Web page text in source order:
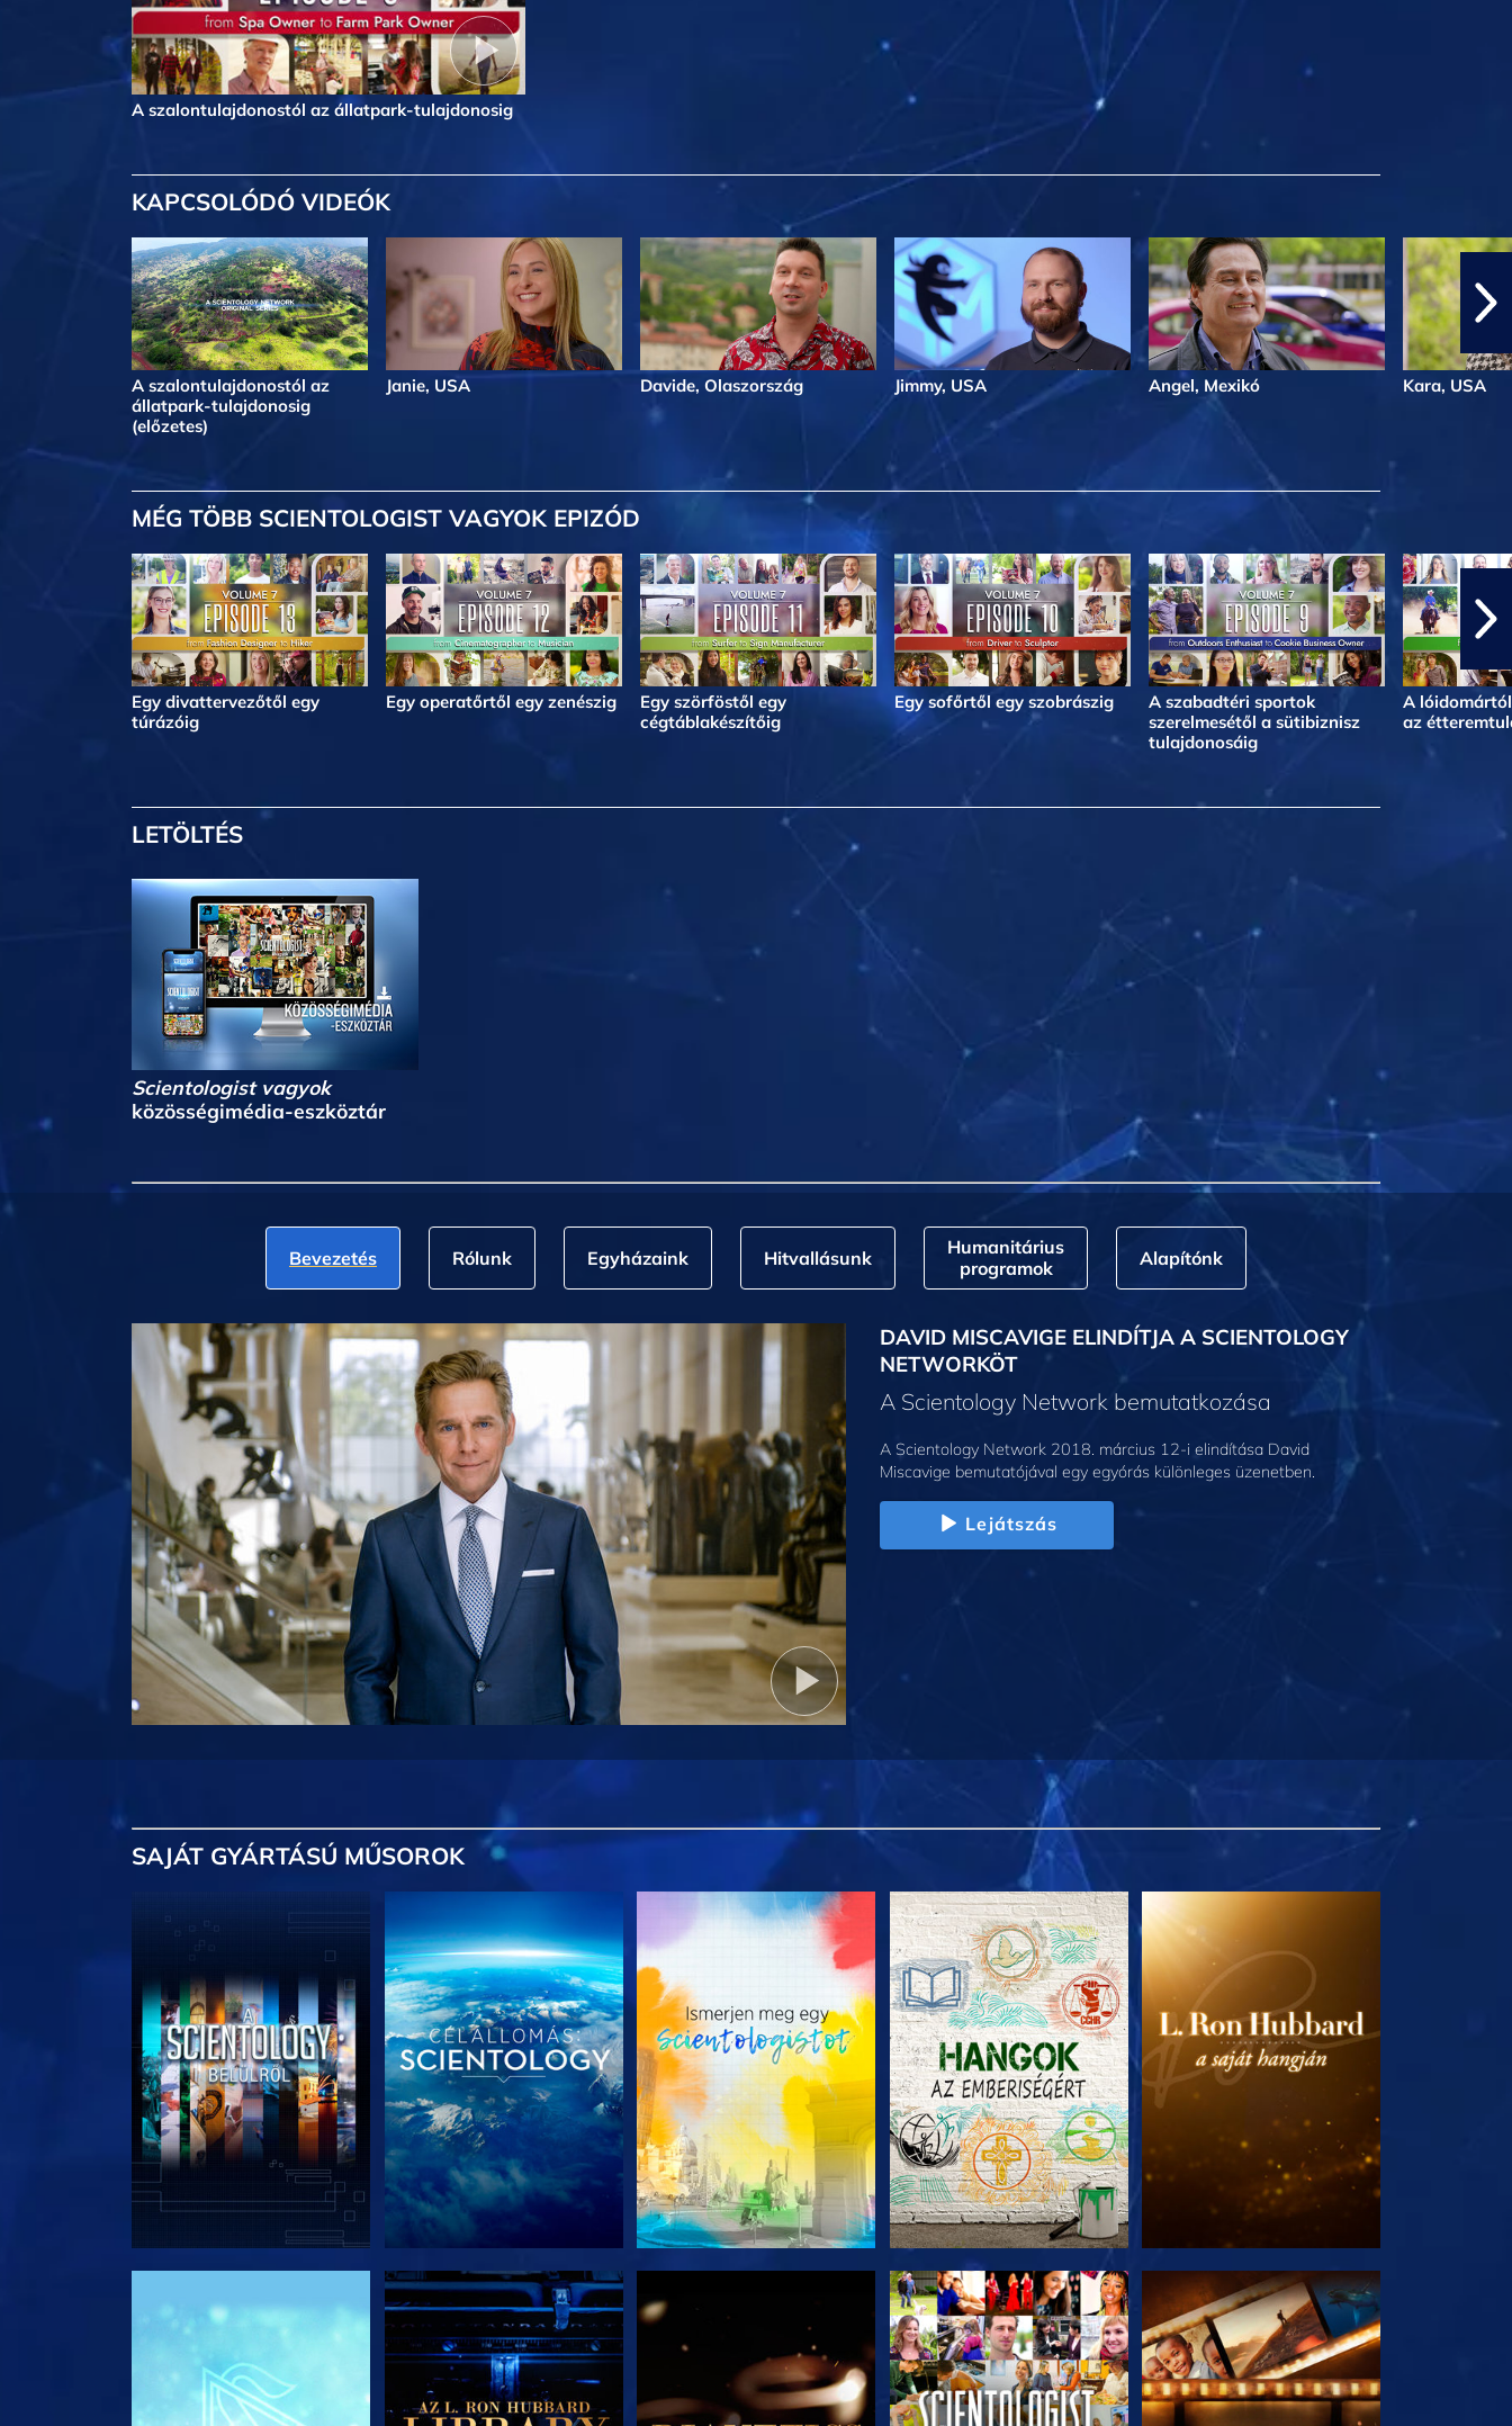
A szalontulajdonostól az állatpark-tulajdonosig
KAPCSOLÓDÓ VIDEÓK
A szalontulajdonostól az
állatpark-tulajdonosig
(előzetes)
Janie, USA Davide, Olaszország Jimmy, USA Angel, Mexikó Kara, USA
MÉG TÖBB SCIENTOLOGIST VAGYOK EPIZÓD
Egy divattervezőtől egy
túrázóig
Egy operatőrtől egy zenészig
Egy szörföstől egy
cégtáblakészítőig
Egy sofőrtől egy szobrászig
A szabadtéri sportok
szerelmesétől a sütibiznisz
tulajdonosáig
A lóidomártól
az
LETÖLTÉS
Scientologist vagyok
közösségimédia-eszköztár
Bevezetés Rólunk Egyházaink Hitvallásunk
Humanitárius
programok
Alapítónk
DAVID MISCAVIGE ELINDÍTJA A SCIENTOLOGY
NETWORKÖT
A Scientology Network bemutatkozása
A Scientology Network 2018. március 12-i elindítása David
Miscavige bemutatójával egy egyórás különleges üzenetben.
Lejátszás
SAJÁT GYÁRTÁSÚ MŰSOROK
A SOROZAT RÉSZEI A SOROZAT RÉSZEI A SOROZAT RÉSZEI A SOROZAT RÉSZEI A SOROZAT RÉSZEI